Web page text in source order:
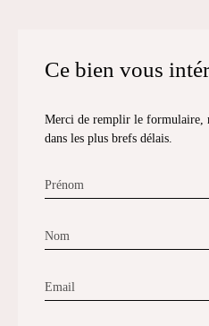
Ce bien vous
Merci de remplir le formulaire,
dans les plus brefs délais.
Prénom
Nom
Email